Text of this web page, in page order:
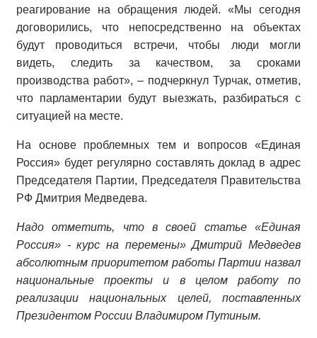
реагирование на обращения людей. «Мы сегодня
договорились, что непосредственно на объектах
будут проводиться встречи, чтобы люди могли
видеть, следить за качеством, за сроками
производства работ», – подчеркнул Турчак, отметив,
что парламентарии будут выезжать, разбираться с
ситуацией на месте.
На основе проблемных тем и вопросов «Единая
Россия» будет регулярно составлять доклад в адрес
Председателя Партии, Председателя Правительства
РФ Дмитрия Медведева.
Надо отметить, что в своей статье «Единая
Россия» - курс на перемены» Дмитрий Медведев
абсолютным приоритетом работы Партии назвал
национальные проекты и в целом работу по
реализации национальных целей, поставленных
Президентом России Владимиром Путиным.